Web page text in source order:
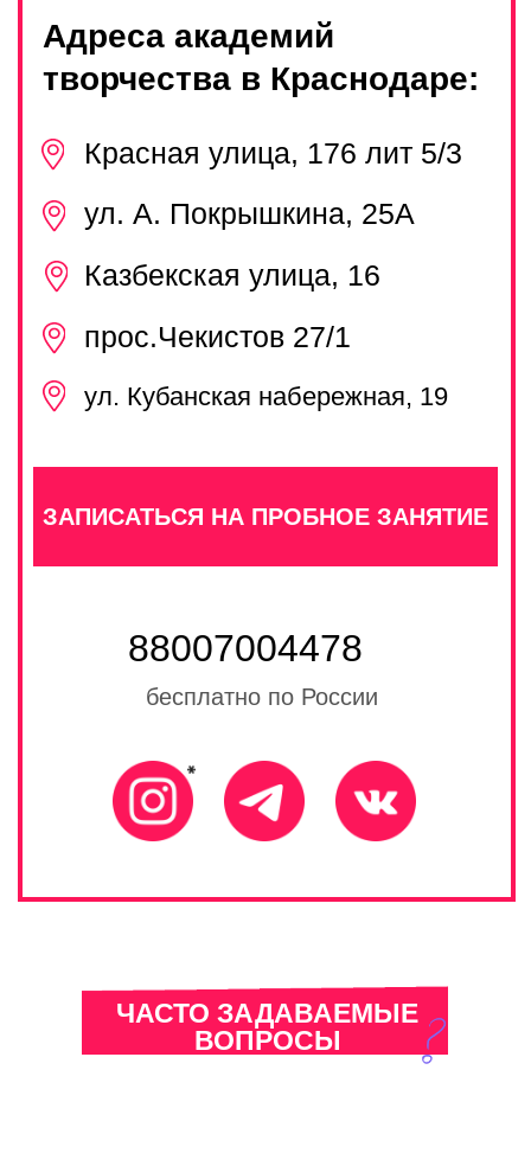
ЧАСТО ЗАДАВАЕМЫЕ
ВОПРОСЫ
ЗАДАТЬ ВОПРОС
РАБОТА В PRO
НАПРАВЛЕНИЯ
Политика конфиденциальности